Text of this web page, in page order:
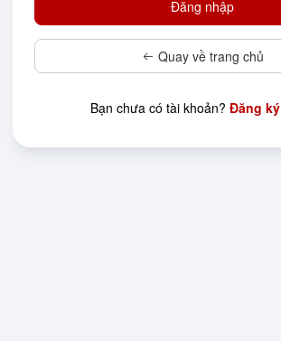
Quay về trang chủ
Bạn chưa có tài khoản? Đăng ký